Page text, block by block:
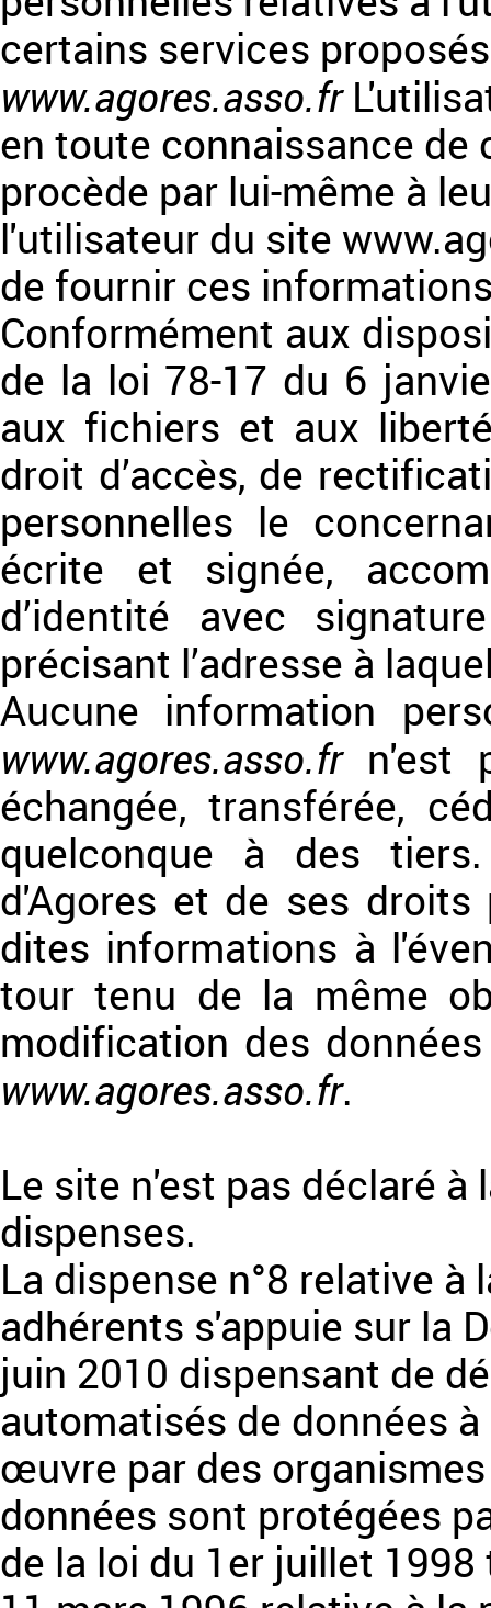
certains services
www.agores.asso.fr
en toute connaissance de
procède par lui-même à
l'utilisateur du site
de fournir ces
Conformément aux
de la loi 78-17 du 6
aux fichiers et aux
droit d’accès, de
personnelles le
écrite et signée,
d’identité avec
précisant l’adresse à
Aucune information
www.agores.asso.frn'est
échangée, transférée,
quelconque à des
d'Agores et de ses
dites informations à
tour tenu de la même
modification des
www.agores.asso.fr.
Le site n'est pas déclaré à
dispenses.
La dispense n°8 relative
adhérents s'appuie sur la
juin 2010 dispensant de
automatisés de données
œuvre par des
données sont protégées
de la loi du 1er juillet